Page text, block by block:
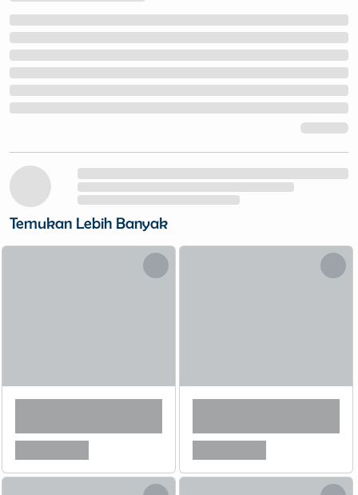
Temukan Lebih Banyak